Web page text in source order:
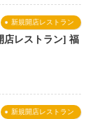
新規開店レストラン
店レストラン] 福
新規開店レストラン